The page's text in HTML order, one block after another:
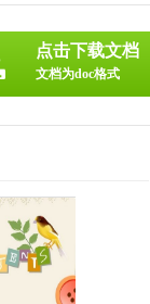
点击下载文档
文档为doc格式